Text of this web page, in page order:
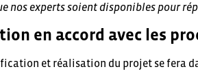
nos experts soient disponibles pour
en accord avec les
et réalisation du projet se fera